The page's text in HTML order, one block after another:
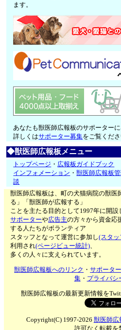
ます。
あなたも獣医師広報板のサポーターに
詳しくはサポーター募集をご覧くださ
◆獣医師広報板メニュー
トップページ ・ 広報板ガイドブック
インフォメーション ・獣医師広報板
談
獣医師広報板は、町の犬猫病院の獣医
る」「獣医師が広報する」
ことを主たる目的として1997年に開
サポーターや広告主の方々から資金応
する人たちがボランティア
スタッフとなって運営に参加し(スタ
利用され(ページビュー統計)、
多くの人々に支えられています。
獣医師広報板へのリンク ・サポータ
集・ プライバシ
獣医師広報板の最新更新情報を
Copyright(C) 1997-2026 獣医師広
許可なく転載を